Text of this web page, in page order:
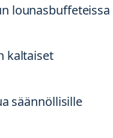
lounasbuffeteissa
kaltaiset
säännöllisille